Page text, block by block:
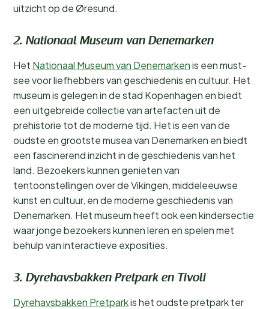
uitzicht op de Øresund.
2. Nationaal Museum van Denemarken
Het Nationaal Museum van Denemarkenis een must-
see voor liefhebbers van geschiedenis en cultuur. Het
museum is gelegen in de stad Kopenhagen en biedt
een uitgebreide collectie van artefacten uit de
prehistorie tot de moderne tijd. Het is een van de
oudste en grootste musea van Denemarken en biedt
een fascinerend inzicht in de geschiedenis van het
land. Bezoekers kunnen genieten van
tentoonstellingen over de Vikingen, middeleeuwse
kunst en cultuur, en de moderne geschiedenis van
Denemarken. Het museum heeft ook een kindersectie
waar jonge bezoekers kunnen leren en spelen met
behulp van interactieve exposities.
3. Dyrehavsbakken Pretpark en Tivoli
Dyrehavsbakken Pretparkis het oudste pretpark ter